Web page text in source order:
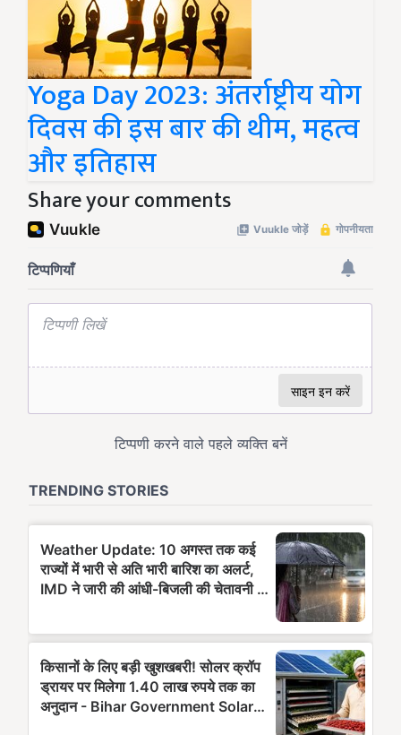
Yoga Day 2023: अंतर्राष्ट्रीय योग
दिवस की इस बार की थीम, महत्व
और इतिहास
Share your comments